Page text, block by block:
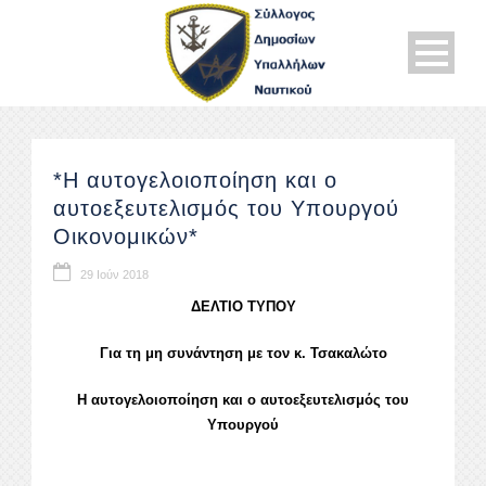
*Η αυτογελοιοποίηση και ο
αυτοεξευτελισμός του Υπουργού
Οικονομικών*
29 Ιούν 2018
ΔΕΛΤΙΟ ΤΥΠΟΥ
Για τη μη συνάντηση με τον κ. Τσακαλώτο
Η αυτογελοιοποίηση και ο αυτοεξευτελισμός του
Υπουργού